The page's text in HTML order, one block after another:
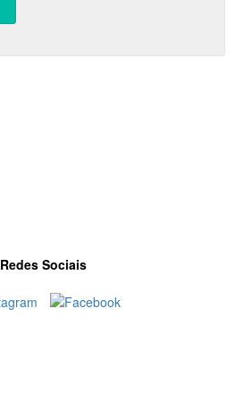
Redes Sociais